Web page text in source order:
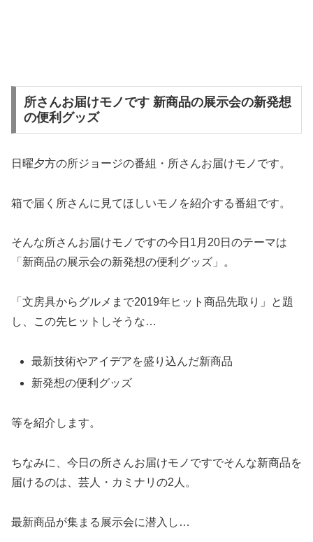
所さんお届けモノです 新商品の展示会の新発想
の便利グッズ
日曜夕方の所ジョージの番組・所さんお届けモノです。
箱で届く所さんに見てほしいモノを紹介する番組です。
そんな所さんお届けモノですの今日1月20日のテーマは
「新商品の展示会の新発想の便利グッズ」。
「文房具からグルメまで2019年ヒット商品先取り」と題
し、この先ヒットしそうな…
最新技術やアイデアを盛り込んだ新商品
新発想の便利グッズ
等を紹介します。
ちなみに、今日の所さんお届けモノですでそんな新商品を
届けるのは、芸人・カミナリの2人。
最新商品が集まる展示会に潜入し…